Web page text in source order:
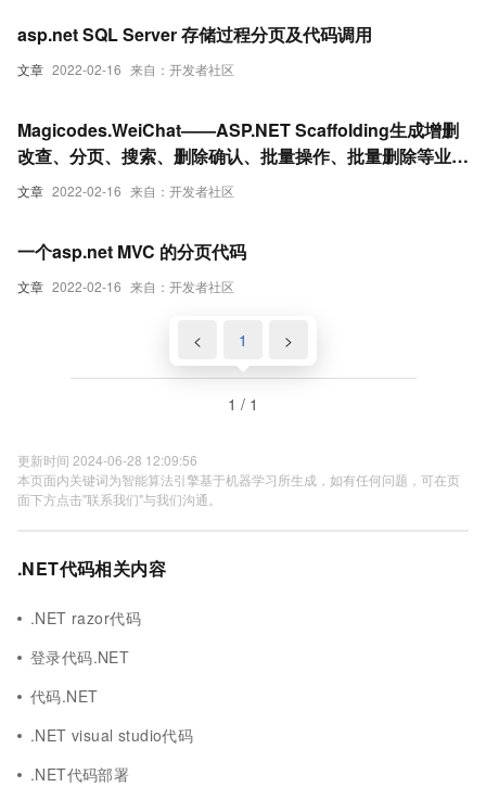
文章 2022-02-16 来自：开发者社区
asp.net SQL Server 存储过程分页及代码调用
文章 2022-02-16 来自：开发者社区
Magicodes.WeiChat——ASP.NET Scaffolding生成增删
改查、分页、搜索、删除确认、批量操作、批量删除等业务
代码
文章 2022-02-16 来自：开发者社区
一个asp.net MVC 的分页代码
< 1 >
1 / 1
更新时间 2024-06-28 12:09:56
本页面内关键词为智能算法引擎基于机器学习所生成，如有任何问题，可在页
面下方点击"联系我们"与我们沟通。
.NET代码相关内容
.NET razor代码
登录代码.NET
代码.NET
.NET visual studio代码
.NET代码部署